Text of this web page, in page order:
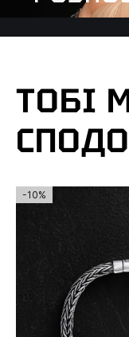
ТОБІ
-10%